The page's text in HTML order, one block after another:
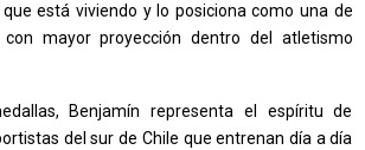
está viviendo y lo posiciona como una de
con mayor proyección dentro del atletismo
Benjamín representa el espíritu de
del sur de Chile que entrenan día a día